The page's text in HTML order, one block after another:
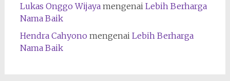
Lukas Onggo Wijayamengenai Lebih Berharga
Nama Baik
Hendra Cahyono mengenai Lebih Berharga
Nama Baik